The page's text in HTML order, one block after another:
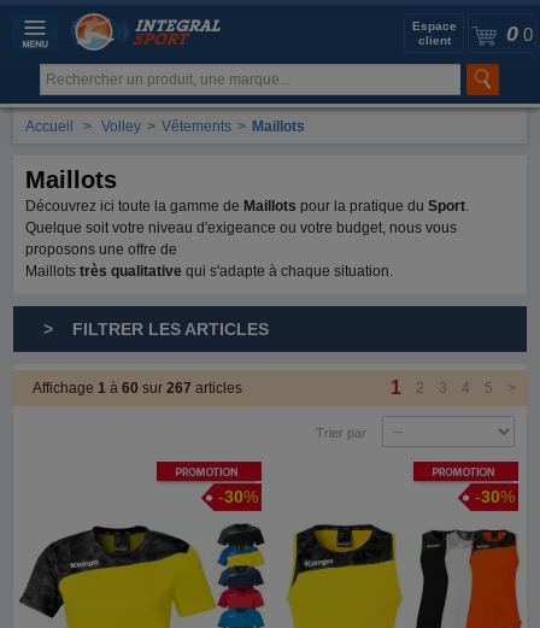
0 0
Espace
client
Accueil > Volley > Vêtements > Maillots
Maillots
Découvrez ici toute la gamme de Maillots pour la pratique duSport.
Quelque soit votre niveau d'exigeance ou votre budget, nous vous
proposons une offre de
Maillotstrès qualitative qui s'adapte à chaque situation.
> FILTRER LES ARTICLES
Affichage1à60sur267articles 1 2 3 4 5 >
Trier par
Promotion
-30%
Promotion
-30%